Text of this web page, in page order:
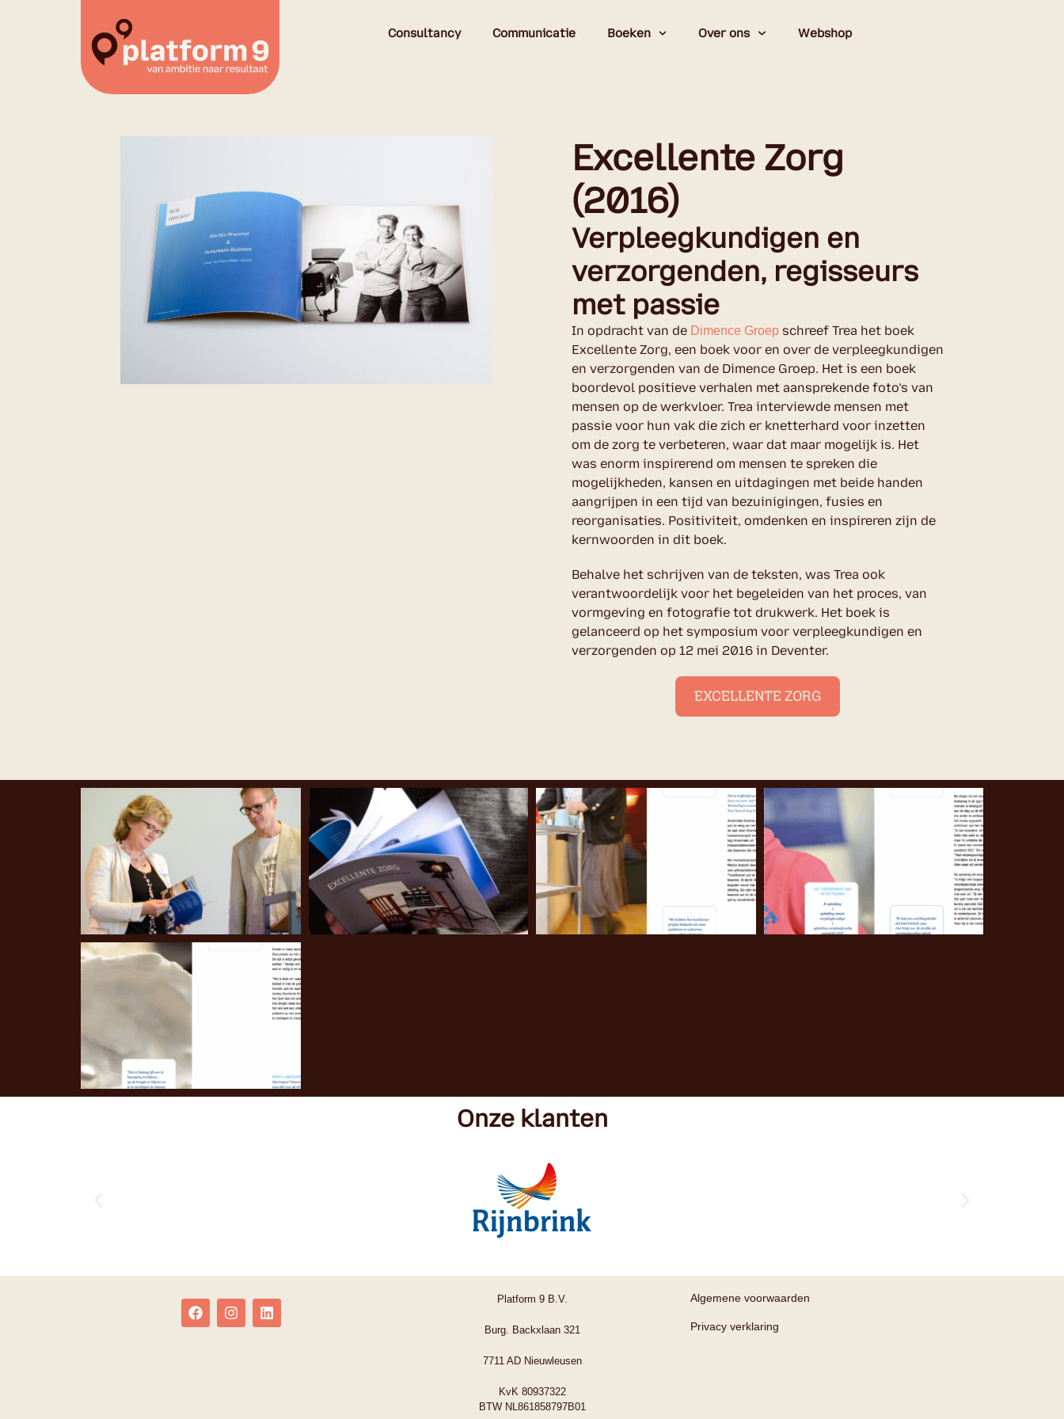
Consultancy Communicatie Boeken Over ons Webshop
Excellente Zorg
(2016)
Verpleegkundigen en
verzorgenden, regisseurs
met passie
In opdracht van de Dimence Groep schreef Trea het boek
Excellente Zorg, een boek voor en over de verpleegkundigen
en verzorgenden van de Dimence Groep. Het is een boek
boordevol positieve verhalen met aansprekende foto’s van
mensen op de werkvloer. Trea interviewde mensen met
passie voor hun vak die zich er knetterhard voor inzetten
om de zorg te verbeteren, waar dat maar mogelijk is. Het
was enorm inspirerend om mensen te spreken die
mogelijkheden, kansen en uitdagingen met beide handen
aangrijpen in een tijd van bezuinigingen, fusies en
reorganisaties. Positiviteit, omdenken en inspireren zijn de
kernwoorden in dit boek.
Behalve het schrijven van de teksten, was Trea ook
verantwoordelijk voor het begeleiden van het proces, van
vormgeving en fotografie tot drukwerk. Het boek is
gelanceerd op het symposium voor verpleegkundigen en
verzorgenden op 12 mei 2016 in Deventer.
EXCELLENTE ZORG
Onze klanten
Platform 9 B.V.
Burg. Backxlaan 321
7711 AD Nieuwleusen
KvK 80937322
BTW NL861858797B01
Algemene voorwaarden
Privacy verklaring